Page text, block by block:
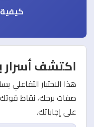
كيفية
اكتشف أسرار
هذا الاختبار
صفات برجك، نقاط
على إجاباتك.